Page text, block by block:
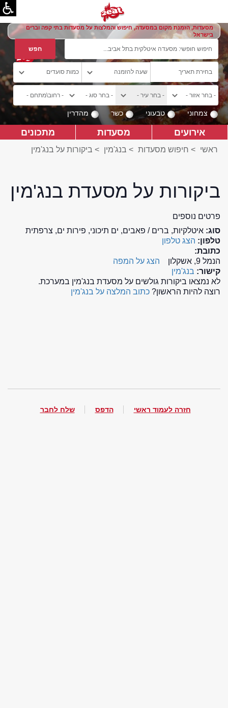
מסעדות, הזמנת מקום במסעדה, חיפוש והמלצות על מסעדות בתי קפה וברים
בישראל
צמחוני טבעוני כשר מהדרין
אירועים מסעדות מתכונים
ראשי > חיפוש מסעדות > בנג'מין > ביקורות על בנג'מין
ביקורות על מסעדת בנג'מין
פרטים נוספים
סוג: איטלקיות, ברים / פאבים, ים תיכוני, פירות ים, צרפתית
טלפון: הצג טלפון
כתובת:
הנמל 9, אשקלון
הצג על המפה
קישור: בנג'מין
לא נמצאו ביקורות גולשים על מסעדת בנג'מין במערכת.
רוצה להיות הראשון? כתוב המלצה על בנג'מין
חזרה לעמוד ראשי הדפס שלח לחבר